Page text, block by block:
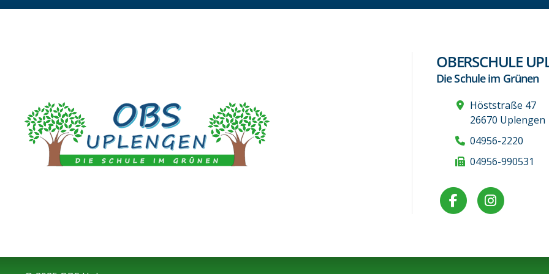
OBERSCHULE
Die Schule im Grünen
Höststraße 47
26670 Uplengen
04956-2220
04956-990531